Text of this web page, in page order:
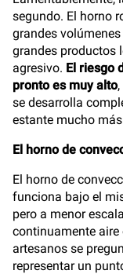
segundo. El horno
grandes
grandes productos
agresivo. El riesgo
pronto es muy alto
se desarrolla
estante mucho
El horno de
El horno de
funciona bajo el
pero a menor
continuamente
artesanos se
representar un